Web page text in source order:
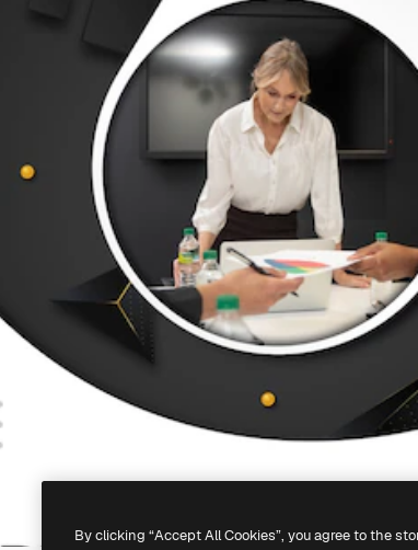
By clicking “Accept All Cookies”, you agree to the